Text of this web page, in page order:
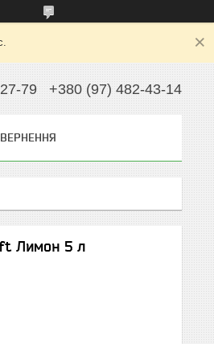
79 +380 (97) 482-43-14
Лимон 5 л